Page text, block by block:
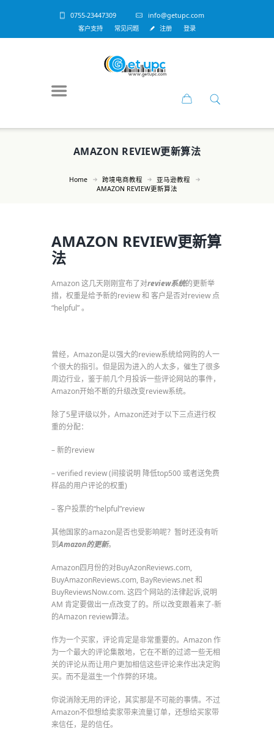
0755-23447309 info@getupc.com
客户支持 常见问题 注册 登录
AMAZON REVIEW更新算法
Home 跨境电商教程
亚马逊教程
AMAZON REVIEW更新算法
AMAZON REVIEW更新算
法
Amazon 这几天刚刚宣布了对review系统的更新举
措，权重是给予新的review 和 客户是否对review 点
“helpful” 。
曾经，Amazon是以强大的review系统给网购的人一
个很大的指引。但是因为进入的人太多，催生了很多
周边行业，鉴于前几个月投诉一些评论网站的事件，
Amazon开始不断的升级改变review系统。
除了5星评级以外，Amazon还对于以下三点进行权
重的分配：
– 新的review
– verified review (间接说明 降低top500 或者送免费
样品的用户评论的权重)
– 客户投票的“helpful”review
其他国家的amazon是否也受影响呢？暂时还没有听
到Amazon的更新。
Amazon四月份的对BuyAzonReviews.com,
BuyAmazonReviews.com, BayReviews.net 和
BuyReviewsNow.com. 这四个网站的法律起诉,说明
AM 肯定要做出一点改变了的。所以改变跟着来了-新
的Amazon review算法。
作为一个买家，评论肯定是非常重要的。Amazon 作
为一个最大的评论集散地，它在不断的过滤一些无相
关的评论从而让用户更加相信这些评论来作出决定购
买。而不是滋生一个作弊的环境。
你说消除无用的评论，其实那是不可能的事情。不过
Amazon不但想给卖家带来流量订单，还想给买家带
来信任，是的信任。